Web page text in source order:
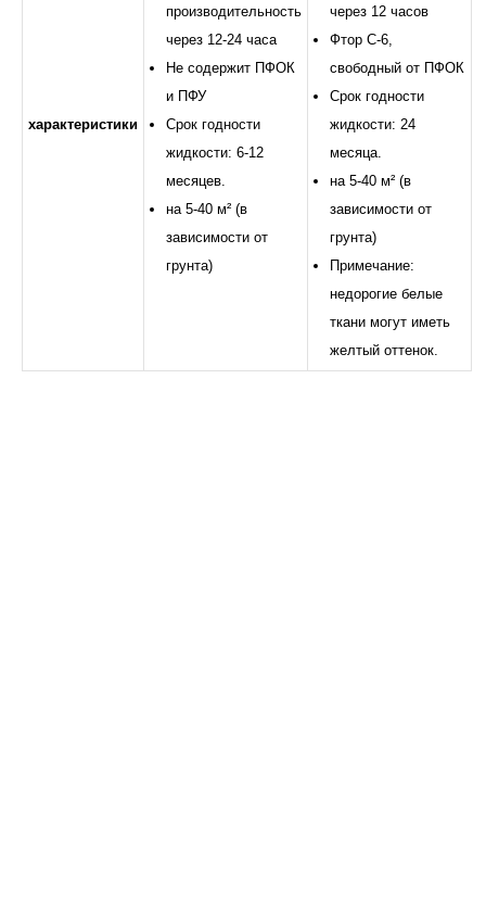
характеристики
производительность
через 12-24 часа
Не содержит ПФОК
и ПФУ
Срок годности
жидкости: 6-12
месяцев.
на 5-40 м² (в
зависимости от
грунта)
через 12 часов
Фтор C-6,
свободный от ПФОК
Срок годности
жидкости: 24
месяца.
на 5-40 м² (в
зависимости от
грунта)
Примечание:
недорогие белые
ткани могут иметь
желтый оттенок.